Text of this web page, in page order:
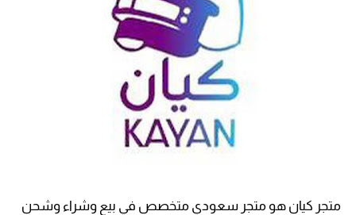
متجر كيان هو متجر سعودي متخصص في بيع وشراء وشحن